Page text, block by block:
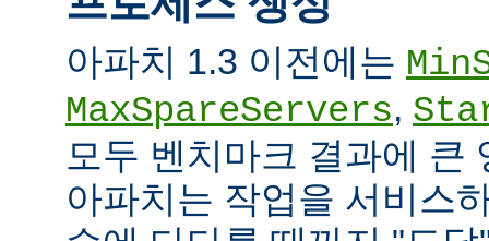
아파치 1.3 이전에는
MaxSpareServers,
모두 벤치마크 결과에 큰
아파치는 작업을 서비스